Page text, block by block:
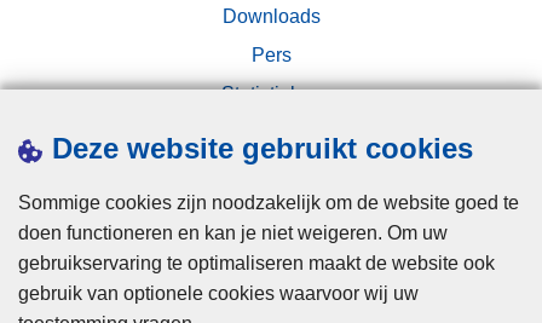
Deze website gebruikt cookies
Sommige cookies zijn noodzakelijk om de website goed te
doen functioneren en kan je niet weigeren. Om uw
gebruikservaring te optimaliseren maakt de website ook
gebruik van optionele cookies waarvoor wij uw
Downloads
Pers
Statistieken